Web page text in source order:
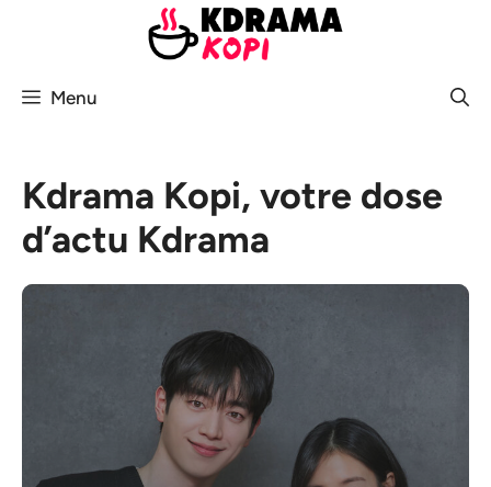
Menu
Kdrama Kopi, votre dose
d’actu Kdrama